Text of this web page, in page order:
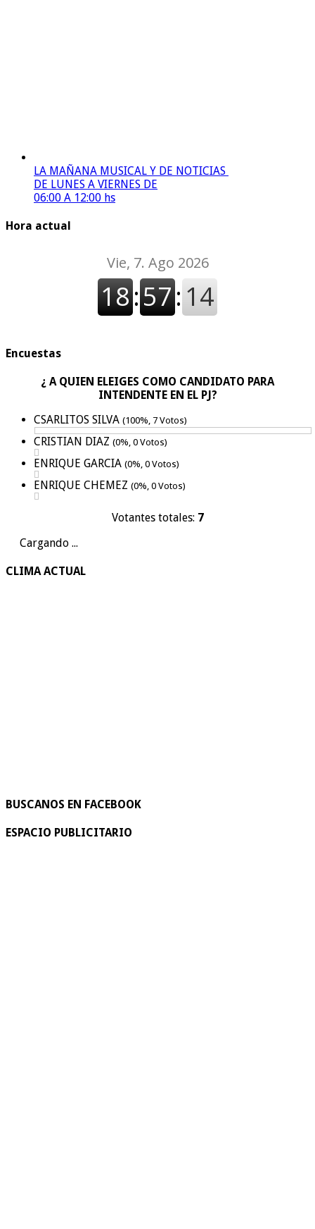
LA MAÑANA MUSICAL Y DE NOTICIAS
DE LUNES A VIERNES DE
06:00 A 12:00 hs
Hora actual
Encuestas
¿ A QUIEN ELEIGES COMO CANDIDATO PARA
INTENDENTE EN EL PJ?
CSARLITOS SILVA (100%, 7 Votos)
CRISTIAN DIAZ (0%, 0 Votos)
ENRIQUE GARCIA (0%, 0 Votos)
ENRIQUE CHEMEZ (0%, 0 Votos)
Votantes totales: 7
Cargando ...
CLIMA ACTUAL
BUSCANOS EN FACEBOOK
ESPACIO PUBLICITARIO